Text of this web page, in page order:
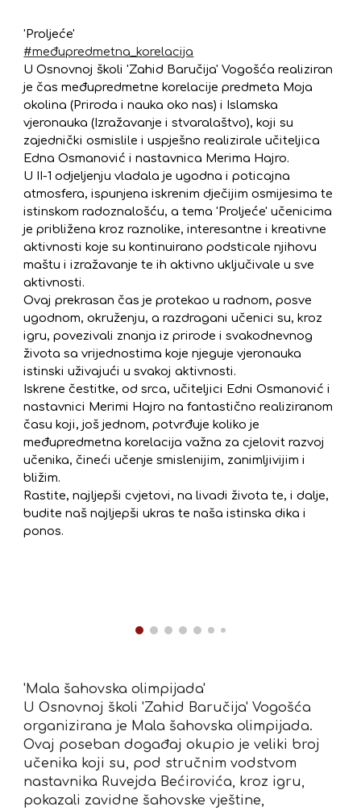
'Proljeće'
#međupredmetna_korelacija
U Osnovnoj školi 'Zahid Baručija' Vogošća realiziran
je čas međupredmetne korelacije predmeta Moja
okolina (Priroda i nauka oko nas) i Islamska
vjeronauka (Izražavanje i stvaralaštvo), koji su
zajednički osmislile i uspješno realizirale učiteljica
Edna Osmanović i nastavnica Merima Hajro.
U II-1 odjeljenju vladala je ugodna i poticajna
atmosfera, ispunjena iskrenim dječijim osmijesima te
istinskom radoznalošću, a tema 'Proljeće' učenicima
je približena kroz raznolike, interesantne i kreativne
aktivnosti koje su kontinuirano podsticale njihovu
maštu i izražavanje te ih aktivno uključivale u sve
aktivnosti.
Ovaj prekrasan čas je protekao u radnom, posve
ugodnom, okruženju, a razdragani učenici su, kroz
igru, povezivali znanja iz prirode i svakodnevnog
života sa vrijednostima koje njeguje vjeronauka
istinski uživajući u svakoj aktivnosti.
Iskrene čestitke, od srca, učiteljici Edni Osmanović i
nastavnici Merimi Hajro na fantastično realiziranom
času koji, još jednom, potvrđuje koliko je
međupredmetna korelacija važna za cjelovit razvoj
učenika, čineći učenje smislenijim, zanimljivijim i
bližim.
Rastite, najljepši cvjetovi, na livadi života te, i dalje,
budite naš najljepši ukras te naša istinska dika i
ponos.
'Mala šahovska olimpijada'
U Osnovnoj školi 'Zahid Baručija' Vogošća
organizirana je Mala šahovska olimpijada.
Ovaj poseban događaj okupio je veliki broj
učenika koji su, pod stručnim vodstvom
nastavnika Ruvejda Bećirovića, kroz igru,
pokazali zavidne šahovske vještine,